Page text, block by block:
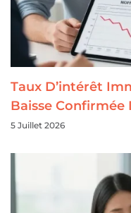
Taux D’intérêt
Baisse Confirmée
5 Juillet 2026